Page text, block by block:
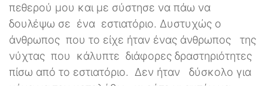
πεθερού μου και με σύστησε να πάω να
δουλέψω σε ένα εστιατόριο. Δυστυχώς ο
άνθρωπος που το είχε ήταν ένας άνθρωπος της
νύχτας που κάλυπτε διάφορες δραστηριότητες
πίσω από το εστιατόριο. Δεν ήταν δύσκολο για